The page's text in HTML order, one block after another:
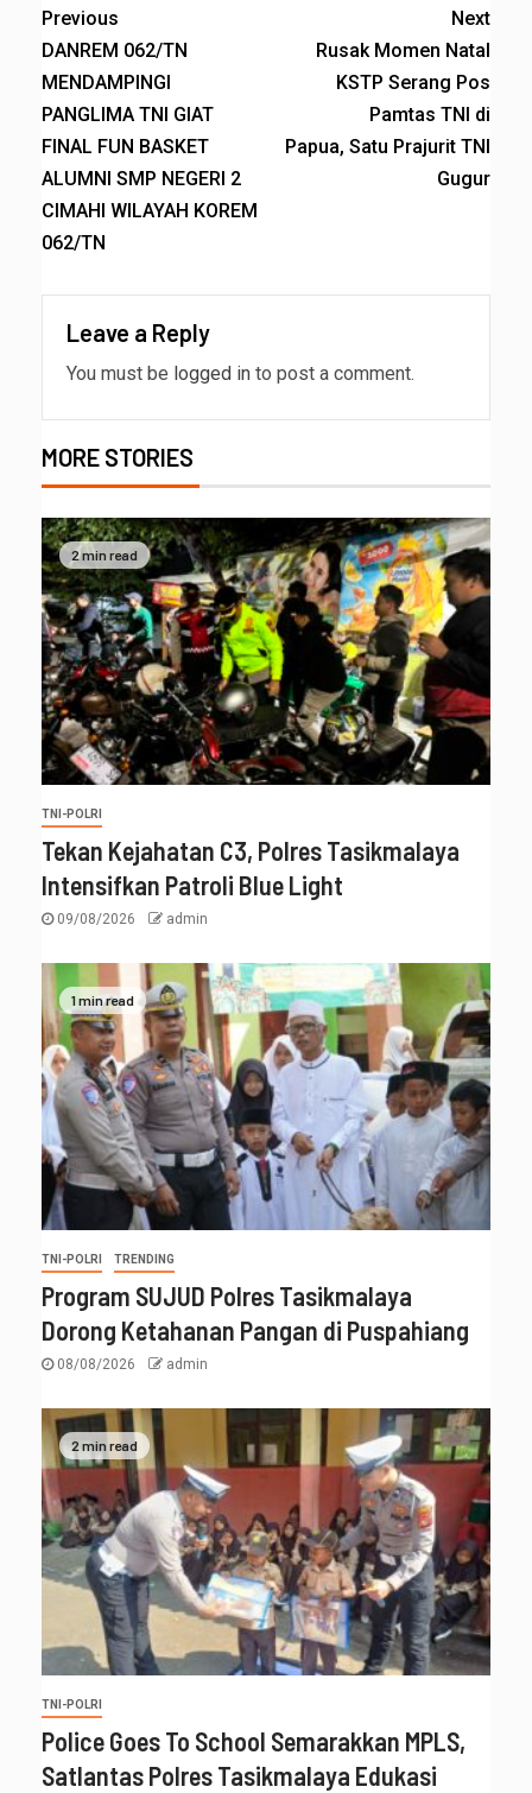
Previous
DANREM 062/TN
MENDAMPINGI
PANGLIMA TNI GIAT
FINAL FUN BASKET
ALUMNI SMP NEGERI 2
CIMAHI WILAYAH KOREM
062/TN
Next
Rusak Momen Natal
KSTP Serang Pos
Pamtas TNI di
Papua, Satu Prajurit TNI
Gugur
Leave a Reply
You must be logged in to post a comment.
MORE STORIES
2 min read
TNI-POLRI
Tekan Kejahatan C3, Polres Tasikmalaya
Intensifkan Patroli Blue Light
09/08/2026 admin
1 min read
TNI-POLRI TRENDING
Program SUJUD Polres Tasikmalaya
Dorong Ketahanan Pangan di Puspahiang
08/08/2026 admin
2 min read
TNI-POLRI
Police Goes To School Semarakkan MPLS,
Satlantas Polres Tasikmalaya Edukasi